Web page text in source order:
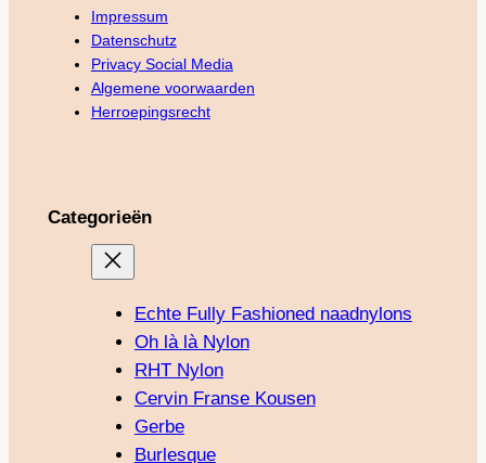
Impressum
Datenschutz
Privacy Social Media
Algemene voorwaarden
Herroepingsrecht
Categorieën
Echte Fully Fashioned naadnylons
Oh là là Nylon
RHT Nylon
Cervin Franse Kousen
Gerbe
Burlesque